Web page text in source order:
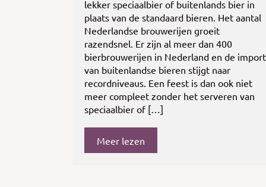
lekker speciaalbier of buitenlands bier in
plaats van de standaard bieren. Het aantal
Nederlandse brouwerijen groeit
razendsnel. Er zijn al meer dan 400
bierbrouwerijen in Nederland en de import
van buitenlandse bieren stijgt naar
recordniveaus. Een feest is dan ook niet
meer compleet zonder het serveren van
speciaalbier of […]
Meer lezen